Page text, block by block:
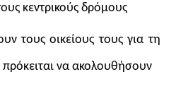
κεντρικούς δρόμους
τους οικείους τους για τη
να ακολουθήσουν